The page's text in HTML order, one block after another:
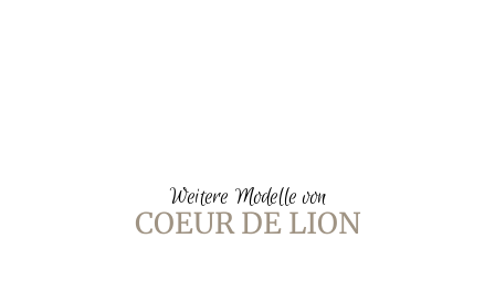
Weitere Modelle von
COEUR DE LION